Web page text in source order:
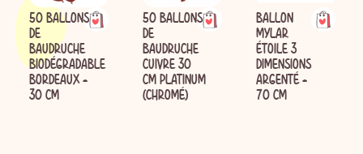
50 BALLONS
DE
BAUDRUCHE
BIODÉGRADABLE
BORDEAUX -
30 CM
50 BALLONS
DE
BAUDRUCHE
CUIVRE 30
CM PLATINUM
(CHROMÉ)
BALLON
MYLAR
ÉTOILE 3
DIMENSIONS
ARGENTÉ -
70 CM